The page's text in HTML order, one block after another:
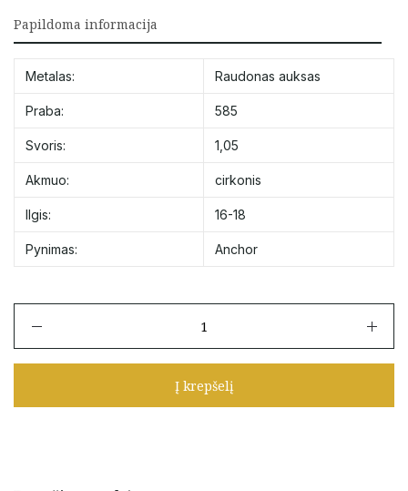
Papildoma informacija
Metalas: Raudonas auksas
Praba: 585
Svoris: 1,05
Akmuo: cirkonis
Ilgis: 16-18
Pynimas: Anchor
Minimalistinė
su
18
Į krepšelį